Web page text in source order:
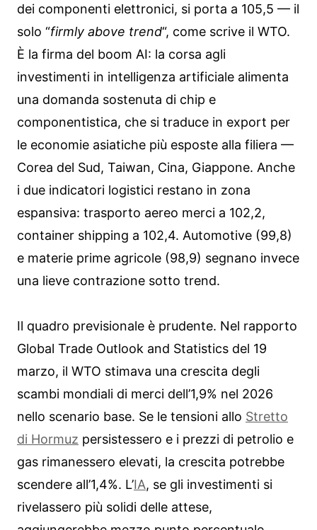
dei componenti elettronici, si porta a 105,5 — il
solo “firmly above trend“, come scrive il WTO.
È la firma del boom AI: la corsa agli
investimenti in intelligenza artificiale alimenta
una domanda sostenuta di chip e
componentistica, che si traduce in export per
le economie asiatiche più esposte alla filiera —
Corea del Sud, Taiwan, Cina, Giappone. Anche
i due indicatori logistici restano in zona
espansiva: trasporto aereo merci a 102,2,
container shipping a 102,4. Automotive (99,8)
e materie prime agricole (98,9) segnano invece
una lieve contrazione sotto trend.
Il quadro previsionale è prudente. Nel rapporto
Global Trade Outlook and Statistics del 19
marzo, il WTO stimava una crescita degli
scambi mondiali di merci dell’1,9% nel 2026
nello scenario base. Se le tensioni allo Stretto
di Hormuz persistessero e i prezzi di petrolio e
gas rimanessero elevati, la crescita potrebbe
scendere all’1,4%. L’IA, se gli investimenti si
rivelassero più solidi delle attese,